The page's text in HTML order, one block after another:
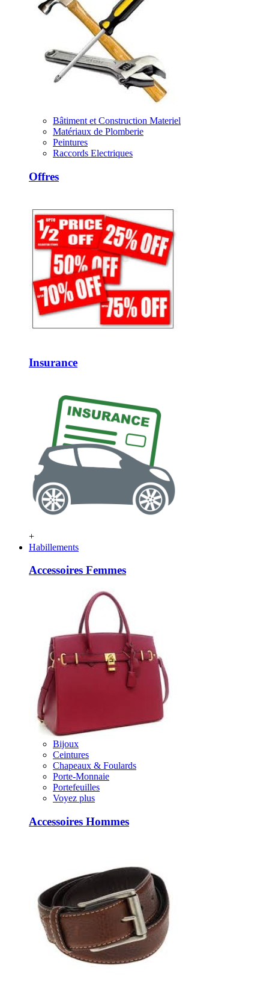
Bâtiment et Construction Materiel
Matériaux de Plomberie
Peintures
Raccords Electriques
Offres
Insurance
+
Habillements
Accessoires Femmes
Bijoux
Ceintures
Chapeaux & Foulards
Porte-Monnaie
Portefeuilles
Voyez plus
Accessoires Hommes